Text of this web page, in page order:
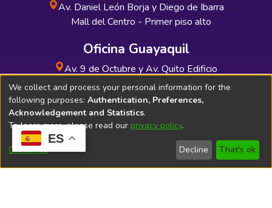
ES
Av. Daniel León Borja y Diego de Ibarra
Mall del Centro - Primer piso alto
Oficina Guayaquil
Av. 9 de Octubre y Av. Quito Edificio
INDUAUTO - Planta baja
Soporte Técnico Bibliolatino.com
We collect and process your personal information for the
following purposes: Authentication, Preferences,
Acknowledgement and Statistics.
To learn more, please read our privacy policy.
Customize Decline That's ok